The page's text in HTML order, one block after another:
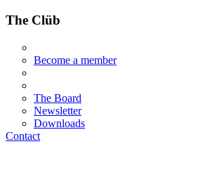
The Clüb
Become a member
The Board
Newsletter
Downloads
Contact